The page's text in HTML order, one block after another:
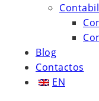
Blog
Contactos
EN